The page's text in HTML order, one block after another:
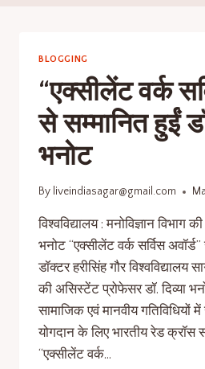
BLOGGING
“एक्सीलेंट वर्क
से सम्मानित हुईं
भनोट
By liveindiasagar@gmail.com
विश्वविद्यालय : मनोविज्ञान विभाग
भनोट “एक्सीलेंट वर्क सर्विस
डॉक्टर हरीसिंह गौर विश्वविद्यालय
की असिस्टेंट प्रोफेसर डॉ. दिव्या
सामाजिक एवं मानवीय गतिविधियों
योगदान के लिए भारतीय रेड क्रॉस
“एक्सीलेंट वर्क…